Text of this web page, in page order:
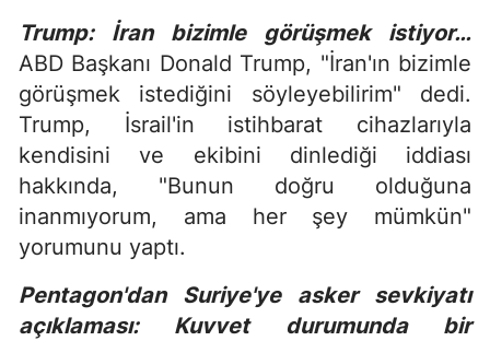
Trump: İran bizimle görüşmek istiyor…
ABD Başkanı Donald Trump, "İran'ın bizimle
görüşmek istediğini söyleyebilirim" dedi.
Trump, İsrail'in istihbarat cihazlarıyla
kendisini ve ekibini dinlediği iddiası
hakkında, "Bunun doğru olduğuna
inanmıyorum, ama her şey mümkün"
yorumunu yaptı.
Pentagon'dan Suriye'ye asker sevkiyatı
açıklaması: Kuvvet durumunda bir